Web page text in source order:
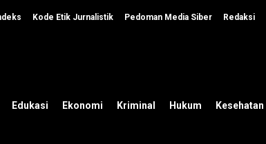
Kode Etik Jurnalistik Pedoman Media Siber Redaksi
Edukasi Ekonomi Kriminal Hukum Kesehatan